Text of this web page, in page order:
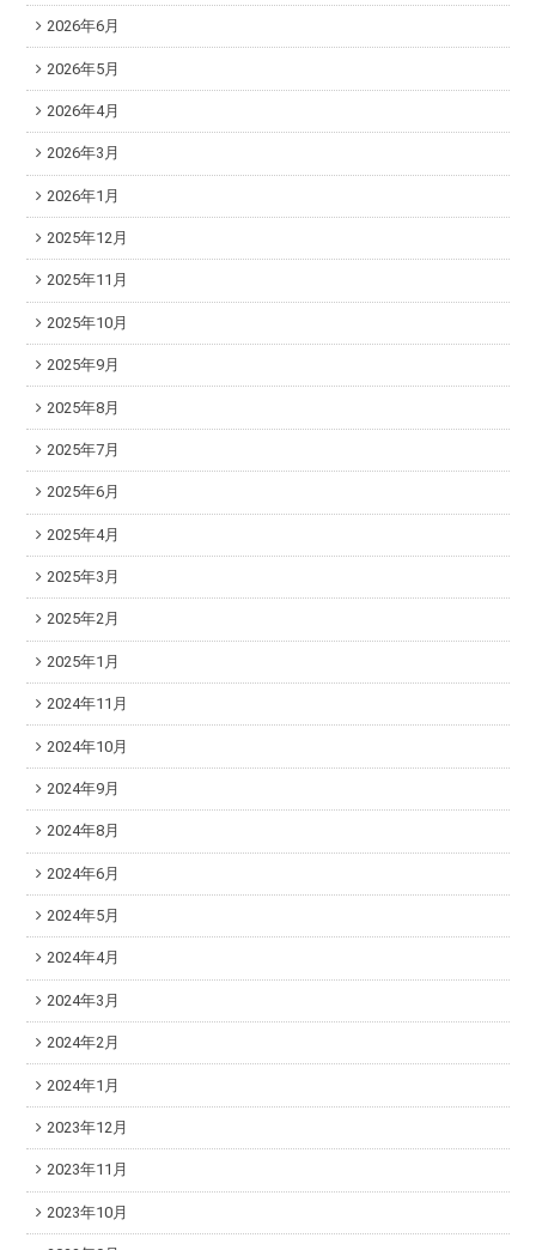
2026年6月
2026年5月
2026年4月
2026年3月
2026年1月
2025年12月
2025年11月
2025年10月
2025年9月
2025年8月
2025年7月
2025年6月
2025年4月
2025年3月
2025年2月
2025年1月
2024年11月
2024年10月
2024年9月
2024年8月
2024年6月
2024年5月
2024年4月
2024年3月
2024年2月
2024年1月
2023年12月
2023年11月
2023年10月